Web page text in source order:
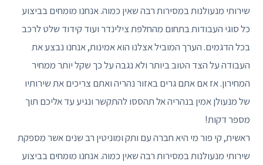
שירותי מנעולנות במסירות רבה שאין כמוה. אנחנו מומחים בביצוע
כל סוגי העבודות בתחום מהחלפת צילינדר ועוד קידוד שלט לרכב
בכל הדגמים. הערך המוביל אצלנו הוא אמינות, אנחנו נבצע את
העבודה על הצד הטוב ביותר ולא נגבה על כך שקל יותר ממחיר
המחירון. אז אם אתם גרים באזור נהריה ואתם צריכים את שירותיו
של מנעולן אמין בנהריה אל תהססו להתקשר ונגיע עד אליכם תוך
מספר דקות!
ראשית, קי פור מי היא חברה עם ותק ומוניטין רב שנים אשר מספקת
שירותי מנעולנות במסירות רבה שאין כמוה. אנחנו מומחים בביצוע